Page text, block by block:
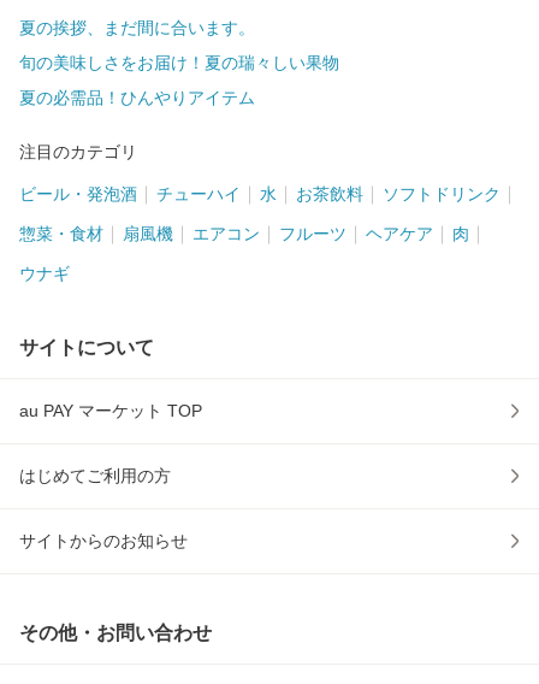
夏の挨拶、まだ間に合います。
旬の美味しさをお届け！夏の瑞々しい果物
夏の必需品！ひんやりアイテム
注目のカテゴリ
ビール・発泡酒 チューハイ 水 お茶飲料 ソフトドリンク
惣菜・食材 扇風機 エアコン フルーツ ヘアケア 肉
ウナギ
サイトについて
au PAY マーケット TOP
はじめてご利用の方
サイトからのお知らせ
その他・お問い合わせ